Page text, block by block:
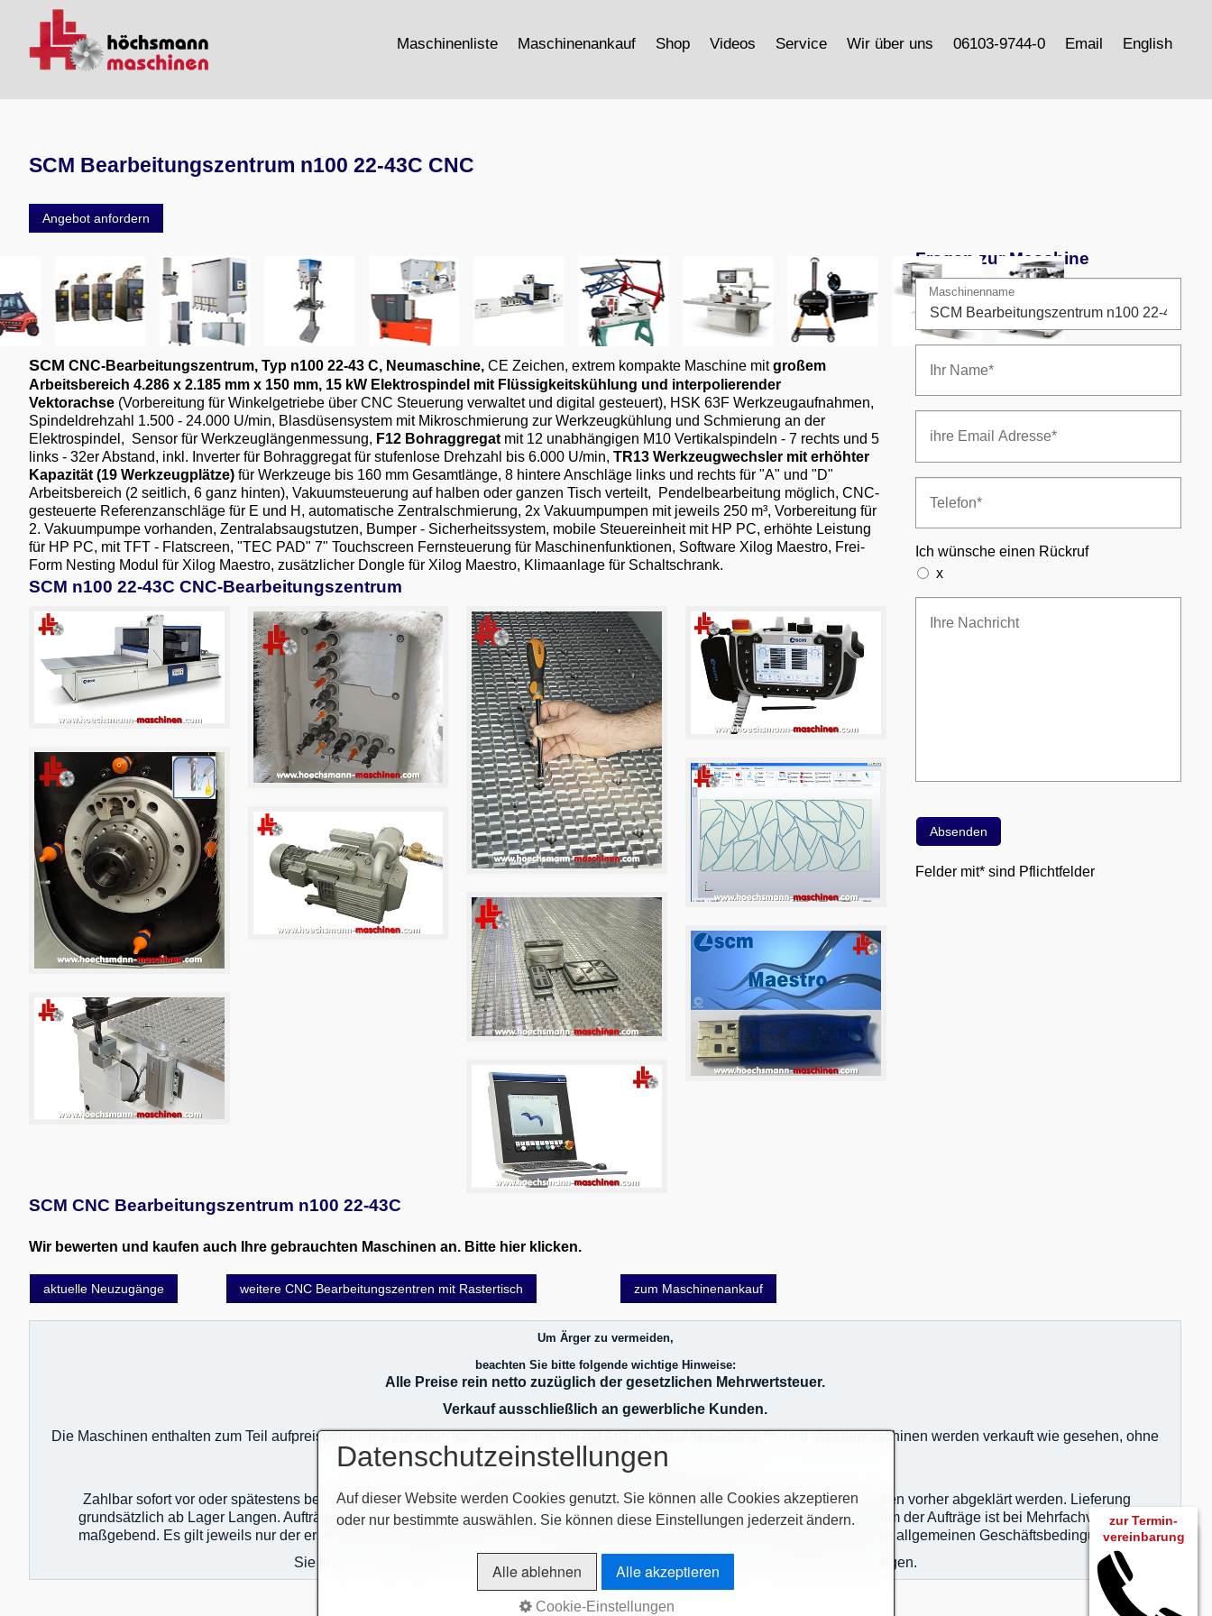
Maschinenliste Maschinenankauf Shop Videos Service Wir über uns 06103-9744-0 Email English
SCM Bearbeitungszentrum n100 22-43C CNC
Angebot anfordern
Anrufen
SCM CNC-Bearbeitungszentrum, Typ n100 22-43 C, Neumaschine, CE Zeichen, extrem kompakte Maschine mitgroßem
Arbeitsbereich 4.286 x 2.185 mm x 150 mm, 15 kW Elektrospindel mit Flüssigkeitskühlung und interpolierender
Vektorachse (Vorbereitung für Winkelgetriebe über CNC Steuerung verwaltet und digital gesteuert), HSK 63F Werkzeugaufnahmen,
Spindeldrehzahl 1.500 - 24.000 U/min, Blasdüsensystem mit Mikroschmierung zur Werkzeugkühlung und Schmierung an der
Elektrospindel, Sensor für Werkzeuglängenmessung, F12 Bohraggregat mit 12 unabhängigen M10 Vertikalspindeln - 7 rechts und 5
links - 32er Abstand, inkl. Inverter für Bohraggregat für stufenlose Drehzahl bis 6.000 U/min, TR13 Werkzeugwechsler mit erhöhter
Kapazität (19 Werkzeugplätze) für Werkzeuge bis 160 mm Gesamtlänge, 8 hintere Anschläge links und rechts für "A" und "D"
Arbeitsbereich (2 seitlich, 6 ganz hinten), Vakuumsteuerung auf halben oder ganzen Tisch verteilt, Pendelbearbeitung möglich, CNC-
gesteuerte Referenzanschläge für E und H, automatische Zentralschmierung, 2x Vakuumpumpen mit jeweils 250 m³, Vorbereitung für
2. Vakuumpumpe vorhanden, Zentralabsaugstutzen, Bumper - Sicherheitssystem, mobile Steuereinheit mit HP PC, erhöhte Leistung
für HP PC, mit TFT - Flatscreen, "TEC PAD" 7" Touchscreen Fernsteuerung für Maschinenfunktionen, Software Xilog Maestro, Frei-
Form Nesting Modul für Xilog Maestro, zusätzlicher Dongle für Xilog Maestro, Klimaanlage für Schaltschrank.
SCM n100 22-43C CNC-Bearbeitungszentrum
SCM CNC Bearbeitungszentrum n100 22-43C
Fragen zur Maschine
Maschinenname
Ich wünsche einen Rückruf
x
Felder mit* sind Pflichtfelder
Wir bewerten und kaufen auch Ihre gebrauchten Maschinen an. Bitte hier klicken.
aktuelle Neuzugänge weitere CNC Bearbeitungszentren mit Rastertisch zum Maschinenankauf
Um Ärger zu vermeiden,
beachten Sie bitte folgende wichtige Hinweise:
Alle Preise rein netto zuzüglich der gesetzlichen Mehrwertsteuer.
Verkauf ausschließlich an gewerbliche Kunden.
Die Maschinen enthalten zum Teil aufpreispflichtiges Zubehör. Reservierungen nur mit Anzahlung. Alle Gebraucht- und Vorführmaschinen werden verkauft wie gesehen, ohne
Gewährleistung.
Zahlbar sofort vor oder spätestens bei Lieferung oder durch Leasing (nach Absprache). Liefertechnische Schwierigkeiten müssen vorher abgeklärt werden. Lieferung
grundsätzlich ab Lager Langen. Aufträge sind unter Vorbehalt, und werden von der Geschäftsleitung geprüft. Das Eingangsdatum der Aufträge ist bei Mehrfachverkauf
maßgebend. Es gilt jeweils nur der erste Auftrag! Auslieferung erst nach zahlungstechnischer Klärung! Im Übrigen gelten unsere allgemeinen Geschäftsbedingungen.
Sie finden unsere AGB`s auf unserer Homepage im Netz oder auf unseren Auftragsbestätigungen.
zur Termin-
vereinbarung
Datenschutzeinstellungen
Auf dieser Website werden Cookies genutzt. Sie können alle Cookies akzeptieren
oder nur bestimmte auswählen. Sie können diese Einstellungen jederzeit ändern.
Alle ablehnen Alle akzeptieren
Cookie-Einstellungen